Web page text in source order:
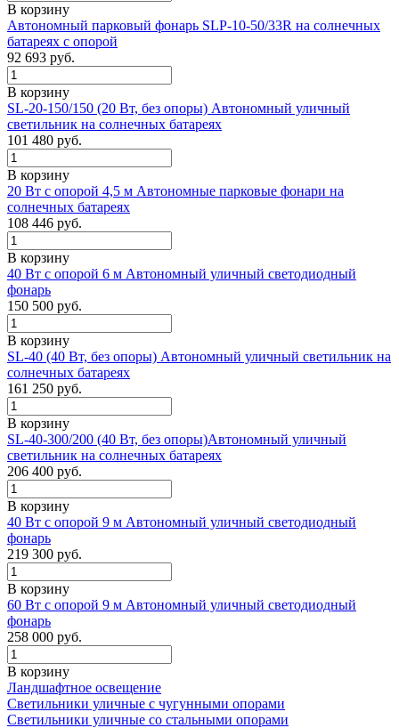
В корзину
Автономный парковый фонарь SLP-10-50/33R на солнечных
батареях с опорой
92 693 руб.
В корзину
SL-20-150/150 (20 Вт, без опоры) Автономный уличный
светильник на солнечных батареях
101 480 руб.
В корзину
20 Вт с опорой 4,5 м Автономные парковые фонари на
солнечных батареях
108 446 руб.
В корзину
40 Вт с опорой 6 м Автономный уличный светодиодный
фонарь
150 500 руб.
В корзину
SL-40 (40 Вт, без опоры) Автономный уличный светильник на
солнечных батареях
161 250 руб.
В корзину
SL-40-300/200 (40 Вт, без опоры)Автономный уличный
светильник на солнечных батареях
206 400 руб.
В корзину
40 Вт с опорой 9 м Автономный уличный светодиодный
фонарь
219 300 руб.
В корзину
60 Вт с опорой 9 м Автономный уличный светодиодный
фонарь
258 000 руб.
В корзину
Ландшафтное освещение
Светильники уличные с чугунными опорами
Светильники уличные со стальными опорами